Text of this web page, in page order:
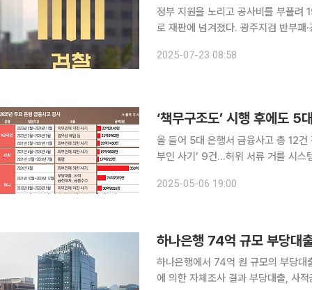
정부 지원을 노리고 공사비를 부풀려
로 재판에 넘겨졌다. 광주지검 반부패·강력수사부와 수사과는 특정경제범죄 가중처벌 등에 관한 법
업자인 A 씨 등은 공사비를 부풀린 허
2025-07-23 08:58
올 들어 5대 은행서 금융사고 총 12건
부인 사기’ 9건…허위 서류 거를 시스
임 회피용’에 그쳤기 때문으로 풀이된
2025-05-06 19:00
하나은행 74억 규모 부당대
하나은행에서 74억 원 규모의 부당대출이 발생했다. 24일 금융권에 따
에 의한 자체조사 결과 부당대출, 사